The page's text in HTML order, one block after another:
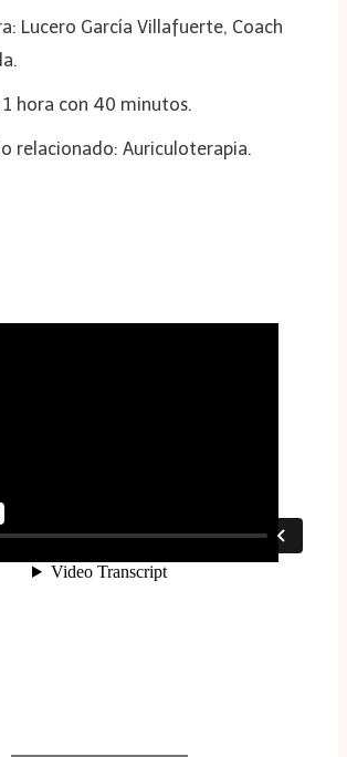
Lucero García Villafuerte, Coach
1 hora con 40 minutos.
relacionado: Auriculoterapia.